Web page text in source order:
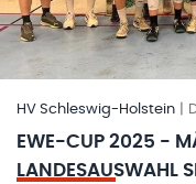
HV Schleswig-Holstein
EWE-CUP 2025 -
LANDESAUSWAHL